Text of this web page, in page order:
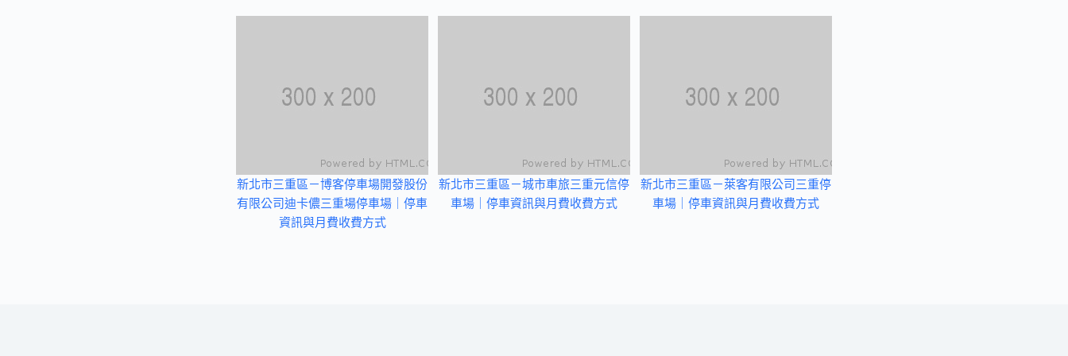
新北市三重區－博客停車場開發股份
有限公司迪卡儂三重場停車場｜停車
資訊與月費收費方式
新北市三重區－城市車旅三重元信停
車場｜停車資訊與月費收費方式
新北市三重區－萊客有限公司三重停
車場｜停車資訊與月費收費方式